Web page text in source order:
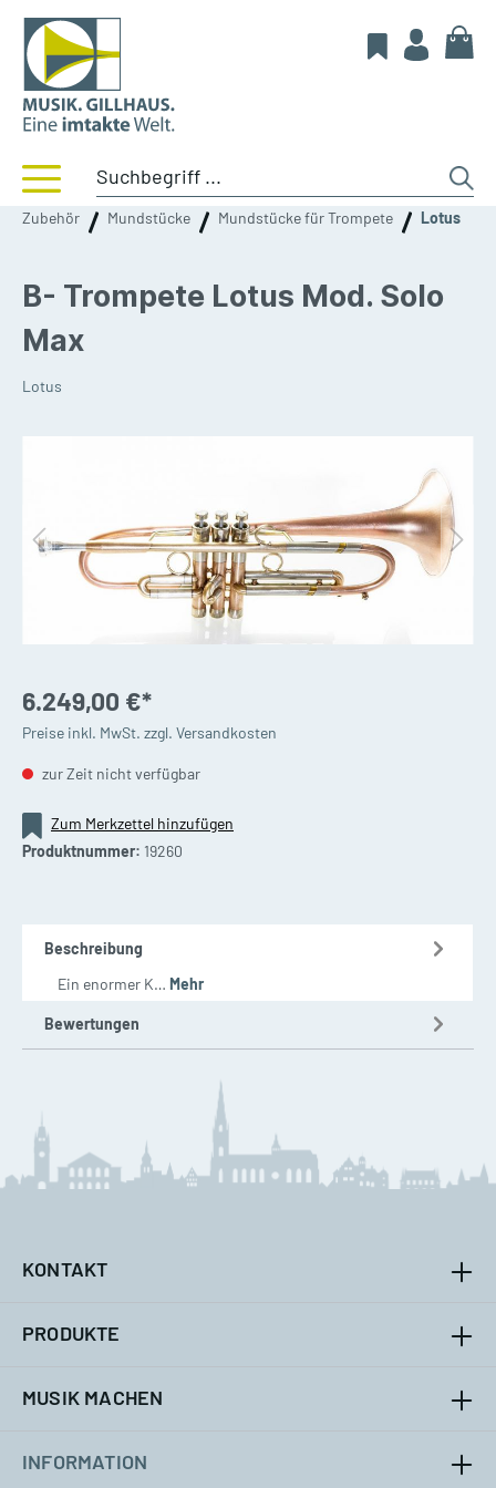
Zubehör Mundstücke Mundstücke für Trompete Lotus
B- Trompete Lotus Mod. Solo
Max
Lotus
6.249,00 €*
Preise inkl. MwSt. zzgl. Versandkosten
zur Zeit nicht verfügbar
Zum Merkzettel hinzufügen
Produktnummer: 19260
Beschreibung
Ein enormer K… Mehr
Bewertungen
KONTAKT
PRODUKTE
MUSIK MACHEN
INFORMATION